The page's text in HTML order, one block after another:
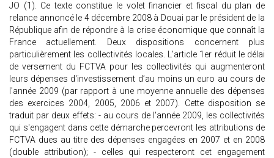
JO (1). Ce texte constitue le volet financier et fiscal du plan de
relance annoncé le 4 décembre 2008 à Douai par le président de la
République afin de répondre à la crise économique que connaît la
France actuellement. Deux dispositions concernent plus
particulièrement les collectivités locales. L’article 1er réduit le délai
de versement du FCTVA pour les collectivités qui augmenteront
leurs dépenses d'investissement d’au moins un euro au cours de
l'année 2009 (par rapport à une moyenne annuelle des dépenses
des exercices 2004, 2005, 2006 et 2007). Cette disposition se
traduit par deux effets: - au cours de l'année 2009, les collectivités
qui s'engagent dans cette démarche percevront les attributions de
FCTVA dues au titre des dépenses engagées en 2007 et en 2008
(double attribution); - celles qui respecteront cet engagement